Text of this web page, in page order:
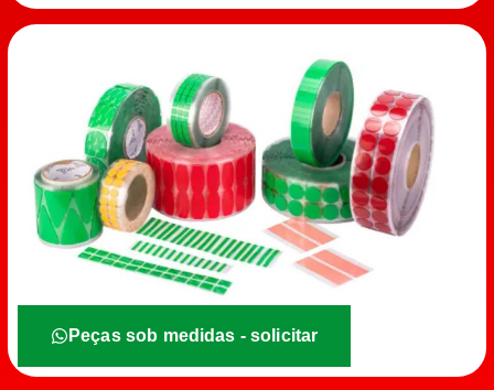
Peças sob medidas - solicitar